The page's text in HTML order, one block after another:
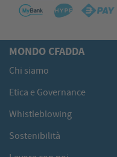
MONDO CFADDA
Chi siamo
Etica e Governance
Whistleblowing
Sostenibilità